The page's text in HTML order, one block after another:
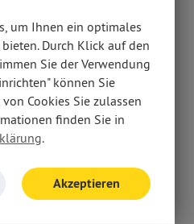
um Ihnen ein optimales
Durch Klick auf den
Sie der Verwendung
können Sie
Cookies Sie zulassen
finden Sie in
.
Akzeptieren